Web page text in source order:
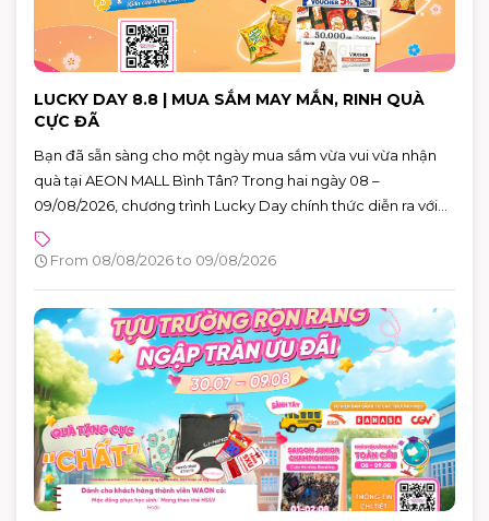
LUCKY DAY 8.8 | MUA SẮM MAY MẮN, RINH QUÀ
CỰC ĐÃ
Bạn đã sẵn sàng cho một ngày mua sắm vừa vui vừa nhận
quà tại AEON MALL Bình Tân? Trong hai ngày 08 –
09/08/2026, chương trình Lucky Day chính thức diễn ra với
hàng loạt phần quà hấp dẫn dành cho khách hàng có hóa
đơn từ 880.000 VNĐ.
From 08/08/2026 to 09/08/2026